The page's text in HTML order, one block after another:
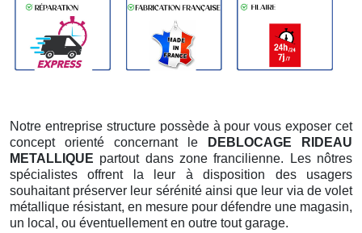
Notre entreprise structure possède à pour vous exposer cet
concept orienté concernant le
DEBLOCAGE RIDEAU
METALLIQUE partout dans zone francilienne. Les nôtres
spécialistes offrent la leur à disposition des usagers
souhaitant préserver leur sérénité ainsi que leur via de volet
métallique résistant, en mesure pour défendre une magasin,
un local, ou éventuellement en outre tout garage.